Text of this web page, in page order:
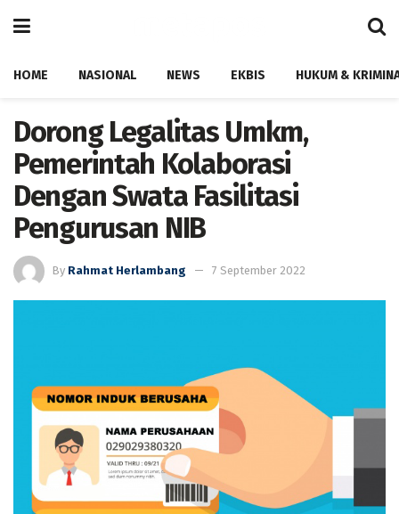
HOME NASIONAL NEWS EKBIS HUKUM &
Dorong Legalitas Umkm,
Pemerintah Kolaborasi
Dengan Swata Fasilitasi
Pengurusan NIB
By Rahmat Herlambang 7 September 2022